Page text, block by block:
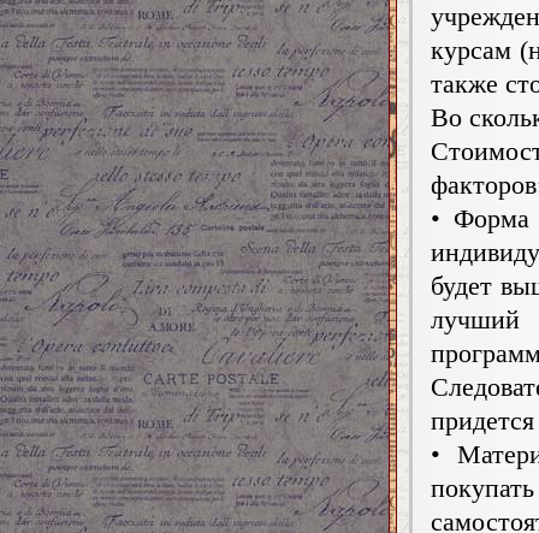
курсам
также
Во
• Форма
будет
лучший
•